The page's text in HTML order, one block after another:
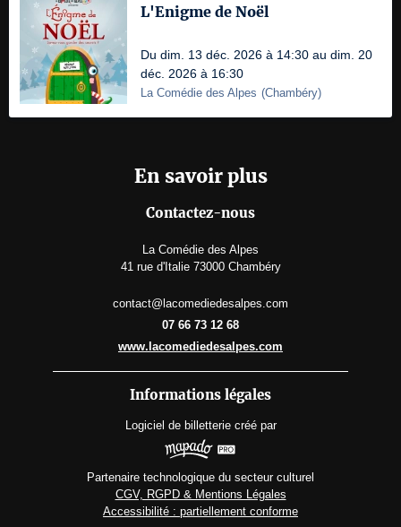
L'Enigme de Noël
Du dim. 13 déc. 2026 à 14:30 au dim. 20
déc. 2026 à 16:30
La Comédie des Alpes (Chambéry)
En savoir plus
Contactez-nous
La Comédie des Alpes
41 rue d'Italie 73000 Chambéry
contact@lacomediedesalpes.com
07 66 73 12 68
www.lacomediedesalpes.com
Informations légales
Logiciel de billetterie créé par
Partenaire technologique du secteur culturel
CGV, RGPD & Mentions Légales
Accessibilité : partiellement conforme